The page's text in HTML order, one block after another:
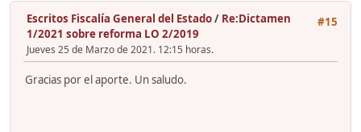
#15
Escritos Fiscalía General del Estado/ Re:Dictamen
1/2021 sobre reforma LO 2/2019
Jueves 25 de Marzo de 2021. 12:15 horas.
Gracias por el aporte. Un saludo.